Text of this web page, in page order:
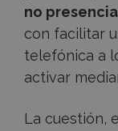
no
con facilitar
telefónica a
activar
La cuestión,